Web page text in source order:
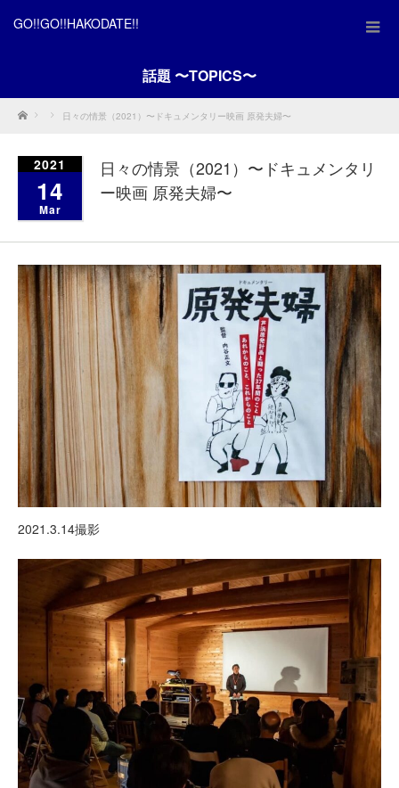
GO!!GO!!HAKODATE!!
話題 〜TOPICS〜
Home 日々の情景（2021）〜ドキュメンタリー映画 原発夫婦〜
2021
14
Mar
日々の情景（2021）〜ドキュメンタリ
ー映画 原発夫婦〜
2021.3.14撮影